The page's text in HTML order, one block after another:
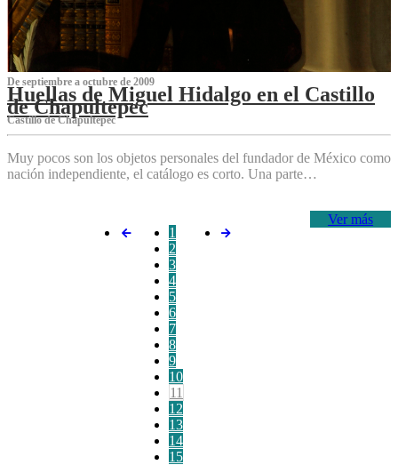
De septiembre a octubre de 2009
Huellas de Miguel Hidalgo en el Castillo
de Chapultepec
Castillo de Chapultepec
Muy pocos son los objetos personales del fundador de México como
nación independiente, el catálogo es corto. Una parte…
Ver más
1
2
3
4
5
6
7
8
9
10
11
12
13
14
15